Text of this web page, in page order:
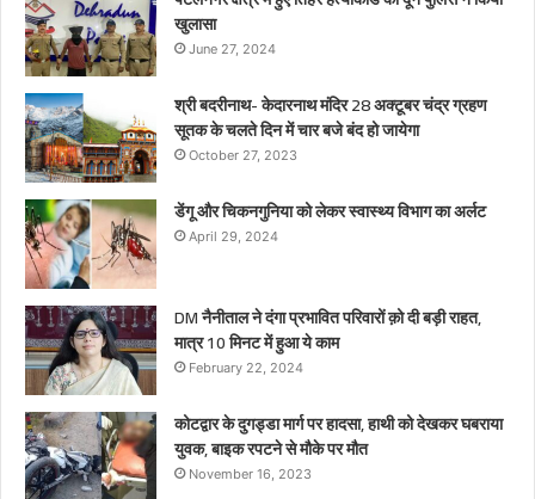
खुलासा
June 27, 2024
श्री बदरीनाथ- केदारनाथ मंदिर 28 अक्टूबर चंद्र ग्रहण
सूतक के चलते दिन में चार बजे बंद हो जायेगा
October 27, 2023
डेंगू और चिकनगुनिया को लेकर स्वास्थ्य विभाग का अर्लट
April 29, 2024
DM नैनीताल ने दंगा प्रभावित परिवारों क़ो दी बड़ी राहत,
मात्र 10 मिनट में हुआ ये काम
February 22, 2024
कोटद्वार के दुगड्डा मार्ग पर हादसा, हाथी को देखकर घबराया
युवक, बाइक रपटने से मौके पर मौत
November 16, 2023